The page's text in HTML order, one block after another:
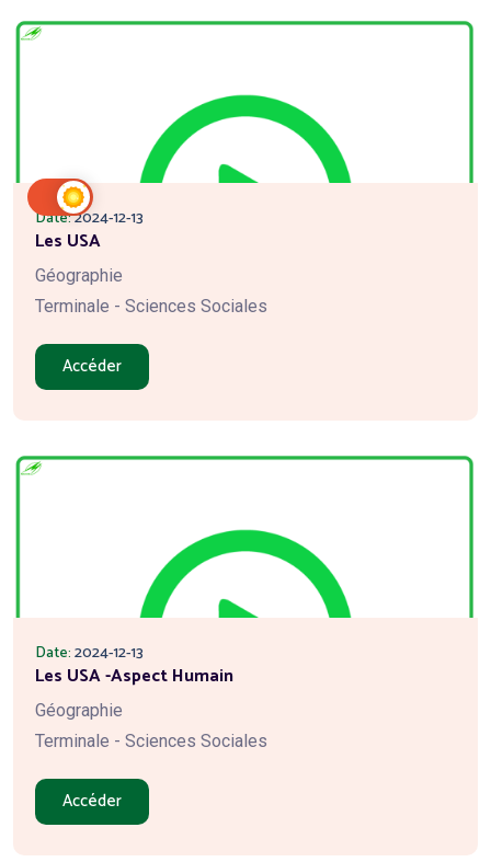
Date:2024-12-13
Les USA
Géographie
Terminale - Sciences Sociales
Accéder
Date:2024-12-13
Les USA -Aspect Humain
Géographie
Terminale - Sciences Sociales
Accéder